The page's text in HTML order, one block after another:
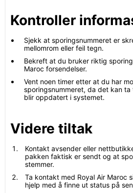
Kontroller
Sjekk at sporingsnummeret er
mellomrom eller feil tegn.
Bekreft at du bruker riktig
Maroc forsendelser.
Vent noen timer etter at du har
sporingsnummeret, da det kan
blir oppdatert i systemet.
Videre tiltak
Kontakt avsender eller
pakken faktisk er sendt og at
stemmer.
Ta kontakt med Royal Air Maroc
hjelp med å finne ut status på